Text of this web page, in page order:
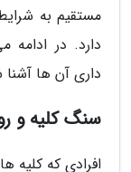
مستقیم به
دارد. در ادامه
داری آن ها
سنگ کلیه و